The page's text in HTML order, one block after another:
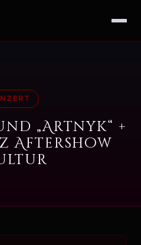
„Artnyk“ +
Aftershow